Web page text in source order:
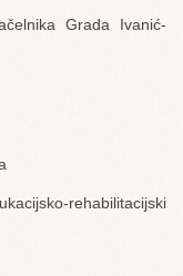
Grada Ivanić-
rehabilitacijski